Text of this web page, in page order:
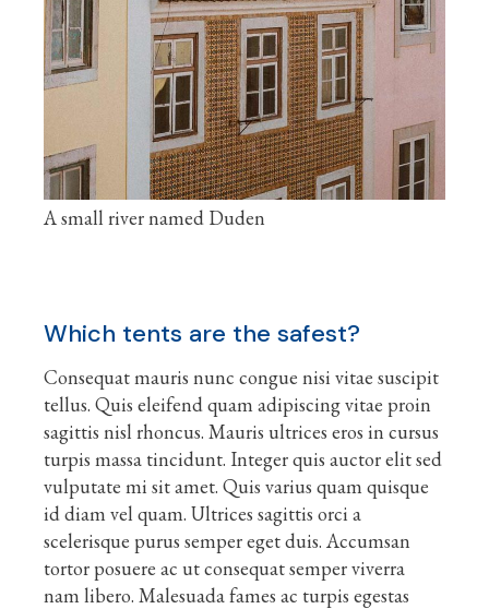
A small river named Duden
Which tents are the safest?
Consequat mauris nunc congue nisi vitae suscipit
tellus. Quis eleifend quam adipiscing vitae proin
sagittis nisl rhoncus. Mauris ultrices eros in cursus
turpis massa tincidunt. Integer quis auctor elit sed
vulputate mi sit amet. Quis varius quam quisque
id diam vel quam. Ultrices sagittis orci a
scelerisque purus semper eget duis. Accumsan
tortor posuere ac ut consequat semper viverra
nam libero. Malesuada fames ac turpis egestas